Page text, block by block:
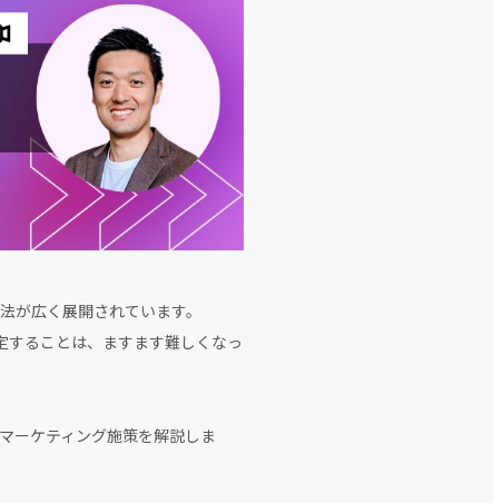
広く展開されています。
ることは、ますます難しくなっ
ーケティング施策を解説しま